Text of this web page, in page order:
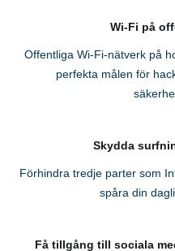
Wi-Fi på
Offentliga Wi-Fi-nätverk på
perfekta målen för
Skydda
Förhindra tredje parter som
spåra din
Få tillgång till sociala